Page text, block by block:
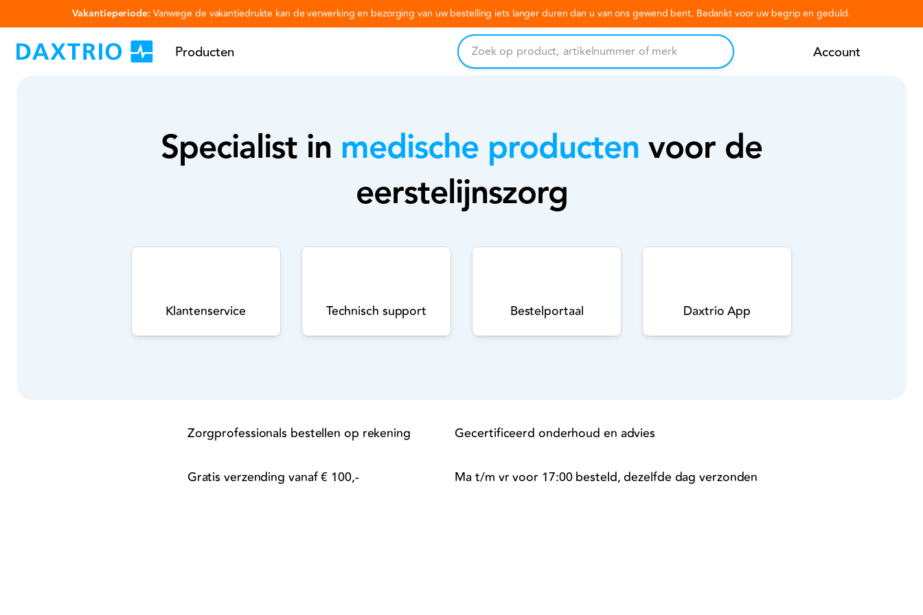
Vakantieperiode: Vanwege de vakantiedrukte kan de verwerking en bezorging van uw bestelling iets langer duren dan u van ons gewend bent. Bedankt voor uw begrip en geduld.
Producten Account
Specialist in medische productenvoor de
eerstelijnszorg
Klantenservice Technisch support Bestelportaal Daxtrio App
Zorgprofessionals bestellen op rekening Gecertificeerd onderhoud en advies
Gratis verzending vanaf € 100,- Ma t/m vr voor 17:00 besteld, dezelfde dag verzonden